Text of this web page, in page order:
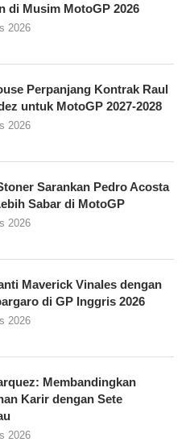
di Musim MotoGP 2026
2026
Perpanjang Kontrak Raul
untuk MotoGP 2027-2028
2026
Sarankan Pedro Acosta
Sabar di MotoGP
2026
Maverick Vinales dengan
di GP Inggris 2026
2026
Membandingkan
Karir dengan Sete
2026